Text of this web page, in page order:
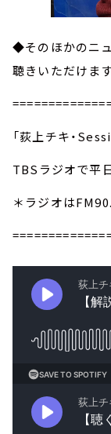
◆そのほかのニュ
聴きいただけます
「荻上チキ・
TBSラジオで平
＊ラジオは